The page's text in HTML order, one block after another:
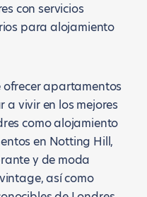
con servicios
para alojamiento
ofrecer apartamentos
a vivir en los mejores
como alojamiento
en Notting Hill,
y de moda
así como